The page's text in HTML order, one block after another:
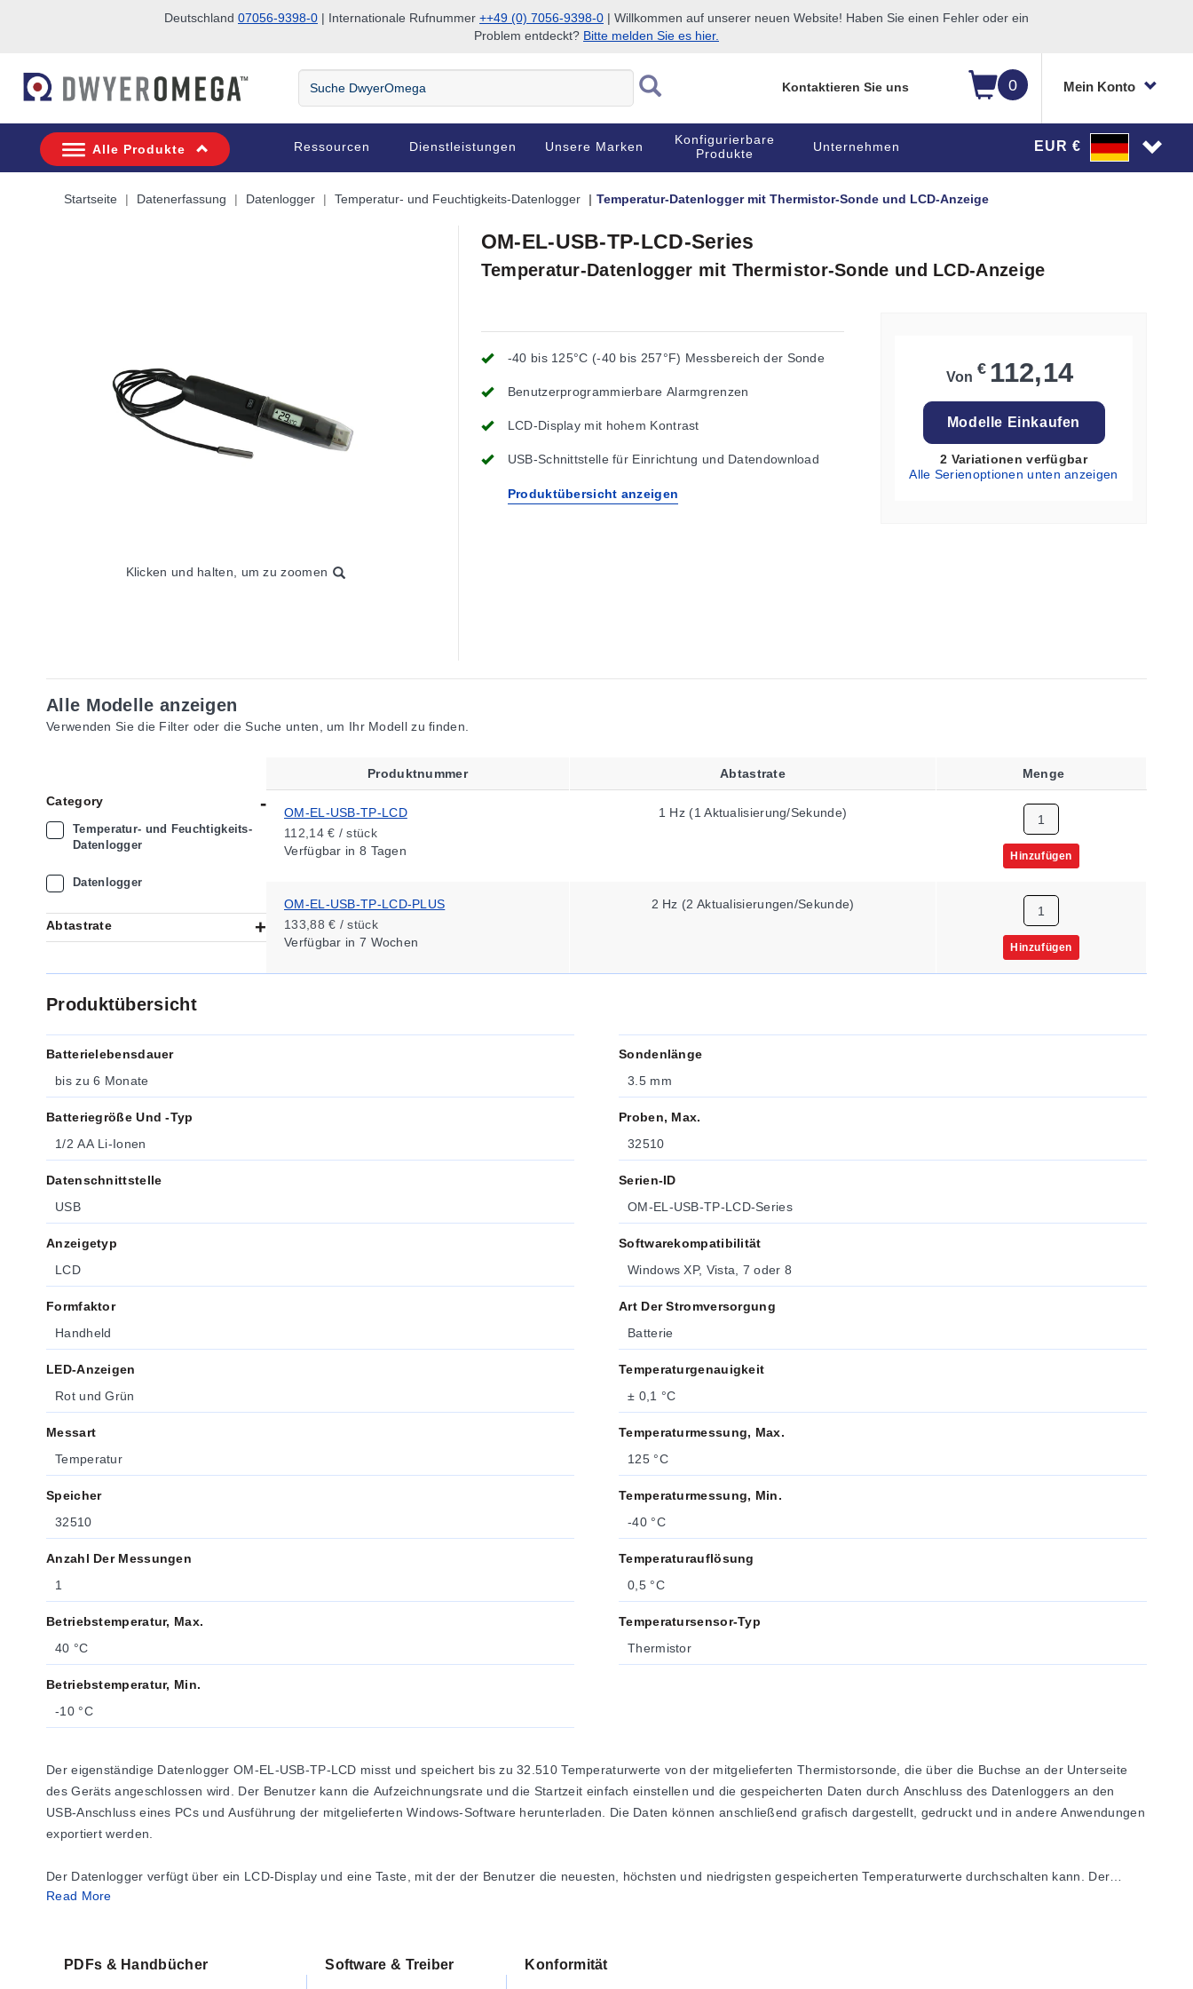
Deutschland 07056-9398-0 | Internationale Rufnummer ++49 (0) 7056-9398-0 | Willkommen auf unserer neuen Website! Haben Sie einen Fehler oder ein
Problem entdeckt? Bitte melden Sie es hier.
0 Mein Konto
Suche
DwyerOmega
Kontaktieren Sie uns
Alle Produkte Ressourcen Dienstleistungen Unsere Marken
Konfigurierbare
Produkte
Unternehmen EUR €
Startseite Datenerfassung Datenlogger Temperatur- und Feuchtigkeits-Datenlogger Temperatur-Datenlogger mit Thermistor-Sonde und LCD-Anzeige
Klicken und halten, um zu zoomen
OM-EL-USB-TP-LCD-Series
Temperatur-Datenlogger mit Thermistor-Sonde und LCD-Anzeige
-40 bis 125°C (-40 bis 257°F) Messbereich der Sonde
Benutzerprogrammierbare Alarmgrenzen
LCD-Display mit hohem Kontrast
USB-Schnittstelle für Einrichtung und Datendownload
Produktübersicht anzeigen
Von € 112,14
Modelle Einkaufen
2 Variationen verfügbar
Alle Serienoptionen unten anzeigen
Alle Modelle anzeigen
Verwenden Sie die Filter oder die Suche unten, um Ihr Modell zu finden.
Category
Temperatur- und Feuchtigkeits-
Datenlogger
Datenlogger
Abtastrate
Produktnummer Abtastrate Menge
OM-EL-USB-TP-LCD
112,14 € / stück
Verfügbar in 8 Tagen
1 Hz (1 Aktualisierung/Sekunde)
Hinzufügen
OM-EL-USB-TP-LCD-PLUS
133,88 € / stück
Verfügbar in 7 Wochen
2 Hz (2 Aktualisierungen/Sekunde)
Hinzufügen
Produktübersicht
Batterielebensdauer
bis zu 6 Monate
Batteriegröße Und -typ
1/2 AA Li-Ionen
Datenschnittstelle
USB
Anzeigetyp
LCD
Formfaktor
Handheld
LED-Anzeigen
Rot und Grün
Messart
Temperatur
Speicher
32510
Anzahl Der Messungen
1
Betriebstemperatur, Max.
40 °C
Betriebstemperatur, Min.
-10 °C
Sondenlänge
3.5 mm
Proben, Max.
32510
Serien-ID
OM-EL-USB-TP-LCD-Series
Softwarekompatibilität
Windows XP, Vista, 7 oder 8
Art Der Stromversorgung
Batterie
Temperaturgenauigkeit
± 0,1 °C
Temperaturmessung, Max.
125 °C
Temperaturmessung, Min.
-40 °C
Temperaturauflösung
0,5 °C
Temperatursensor-Typ
Thermistor
Der eigenständige Datenlogger OM-EL-USB-TP-LCD misst und speichert bis zu 32.510 Temperaturwerte von der mitgelieferten Thermistorsonde, die über die Buchse an der Unterseite
des Geräts angeschlossen wird. Der Benutzer kann die Aufzeichnungsrate und die Startzeit einfach einstellen und die gespeicherten Daten durch Anschluss des Datenloggers an den
USB-Anschluss eines PCs und Ausführung der mitgelieferten Windows-Software herunterladen. Die Daten können anschließend grafisch dargestellt, gedruckt und in andere Anwendungen
exportiert werden.
Der Datenlogger verfügt über ein LCD-Display und eine Taste, mit der der Benutzer die neuesten, höchsten und niedrigsten gespeicherten Temperaturwerte durchschalten kann. Der
Datenlogger wird mit einer langlebigen Lithiumbatterie geliefert, die typischerweise eine Aufzeichnung von bis zu 6 Monaten ermöglicht. Der OM-EL-USB-TP-LCD eignet sich für eine
Die Windows-Software wird mit jedem Datenlogger kostenlos geliefert. Sie ist einfach zu installieren und zu verwenden und läuft unter Windows XP, Vista, 7 und 8. Die Software wird
Read More
PDFs & Handbücher Software & Treiber Konformität